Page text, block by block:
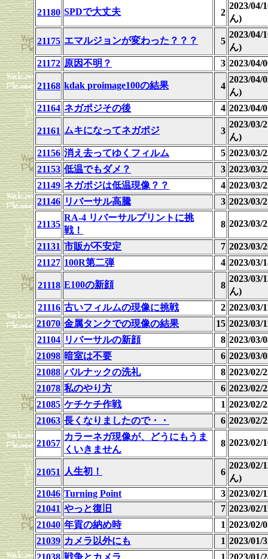
21180 SPDで大丈夫 2
2023/04/
ん)
21175 エマルジョンが変わった？？？ 5
2023/04/
ん)
21172 原因不明？ 3 2023/04/
21168 kdak proimage100の結果 4
2023/04/
ん)
21164 ネガポジその後 4 2023/04/
21161 ムキになってネガポジ 3
2023/03/
ん)
21156 消え去ってゆくフィルム 5 2023/03/
21153 低温でもダメ？ 3 2023/03/
21149 ネガポジは低温現像？？ 4 2023/03/
21146 リバーサル高騰 3 2023/03/
21135
RA-4 リバーサルプリントに挑
戦！
8 2023/03/
21131 市販が不安定 7 2023/03/
21127 100R第二弾 4 2023/03/
21118 E100の新顔 8
2023/03/
ん)
21116 古いフィルムの現像に挑戦 2 2023/03/
21070 金属タンクでの現像の結果 15 2023/03/
21104 リバーサルの新顔 8 2023/03/
21098 暗室は不要 6 2023/03/
21088 バルナックの洗礼 8 2023/02/
21078 私のやり方 6 2023/02/
21085 ケチケチ作戦 1 2023/02/
21063 長くなりましたので・・ 6 2023/02/
21057
カラーネガ現像が、どうにもうま
くいきません
8 2023/02/
21051 人生初！ 6
2023/02/
ん)
21046 Turning Point 3 2023/02/
21041 やっと復旧 7 2023/02/
21040 年貢の納め時 1 2023/02/
21039 カメラ以外にも 1 2023/01/
21038 戦争とカメラ 1 2023/01/